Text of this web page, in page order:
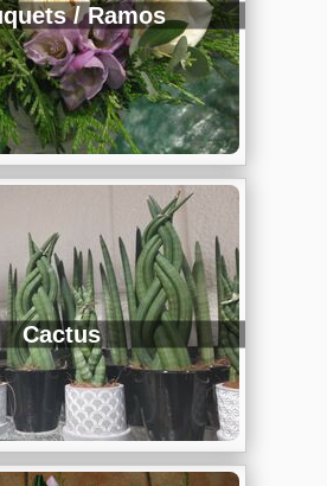
/ Ramos
Cactus